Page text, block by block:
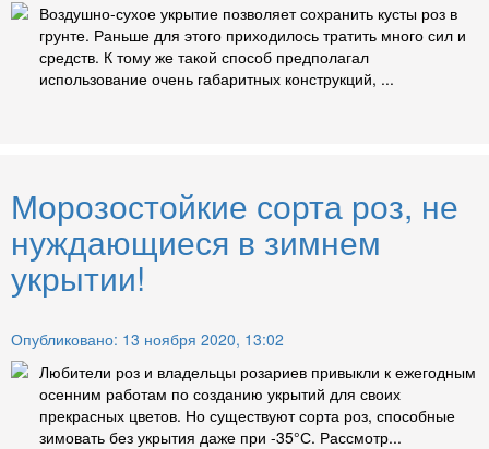
Воздушно-сухое укрытие позволяет сохранить кусты роз в
грунте. Раньше для этого приходилось тратить много сил и
средств. К тому же такой способ предполагал
использование очень габаритных конструкций, ...
Морозостойкие сорта роз, не
нуждающиеся в зимнем
укрытии!
Опубликовано: 13 ноября 2020, 13:02
Любители роз и владельцы розариев привыкли к ежегодным
осенним работам по созданию укрытий для своих
прекрасных цветов. Но существуют сорта роз, способные
зимовать без укрытия даже при -35°С. Рассмотр...